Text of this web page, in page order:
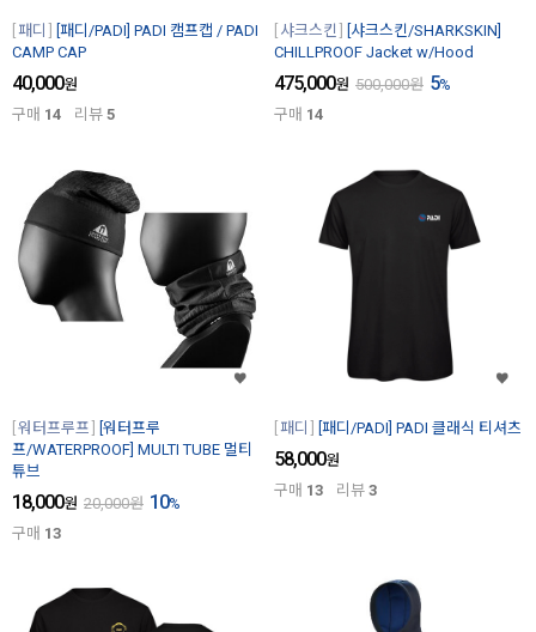
패디
[패디/PADI] PADI 캠프캡 / PADI
CAMP CAP
40,000원
구매 14 리뷰 5
샤크스킨
[샤크스킨/SHARKSKIN]
CHILLPROOF Jacket w/Hood
475,000원 500,000원 5%
구매 14
워터프루프
[워터프루
프/WATERPROOF] MULTI TUBE 멀티
튜브
18,000원 20,000원 10%
구매 13
패디 [패디/PADI] PADI 클래식 티셔츠
58,000원
구매 13 리뷰 3